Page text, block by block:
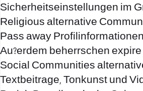
Sicherheitseinstellungen im
Religious alternative
Pass away
Au?erdem beherrschen
Social Communities
Textbeitrage, Tonkunst und